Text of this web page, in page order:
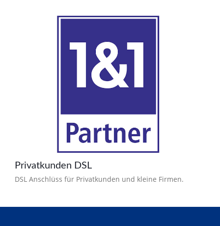
Privatkunden DSL
DSL Anschlüss für Privatkunden und kleine Firmen.